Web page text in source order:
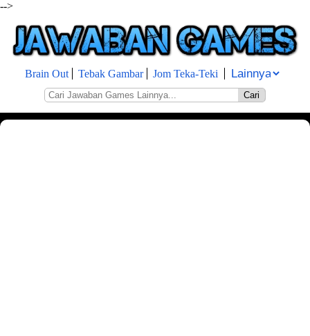
-->
Brain Out Tebak Gambar Jom Teka-Teki
Cari